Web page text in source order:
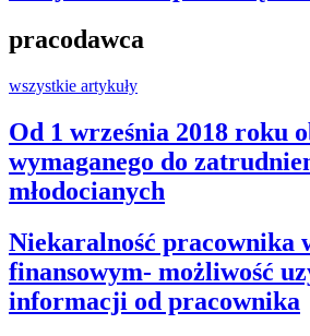
pracodawca
wszystkie artykuły
Od 1 września 2018 roku
wymaganego do
młodocianych
Niekaralność pracownika
finansowym- możliwość
informacji od pracownika